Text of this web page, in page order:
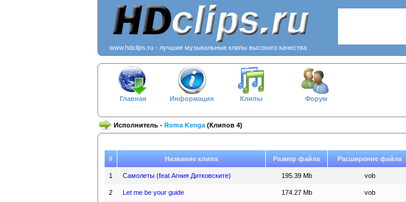
www.hdclips.ru - лучшие музыкальные клипы высокого качества
Главная Информация Клипы Форум
Исполнитель - Roma Kenga (Клипов 4)
# Название клипа Размер файла Расширение файла
1 Самолеты (feat Агния Дитковските) 195.39 Mb vob
2 Let me be your guide 174.27 Mb vob